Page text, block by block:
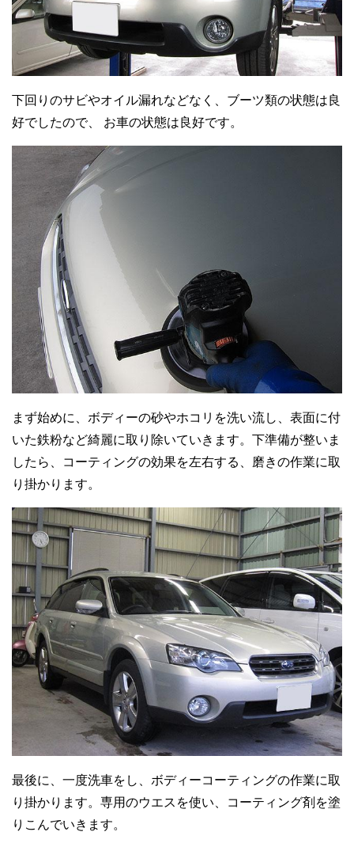
下回りのサビやオイル漏れなどなく、ブーツ類の状態は良
好でしたので、 お車の状態は良好です。
まず始めに、ボディーの砂やホコリを洗い流し、表面に付
いた鉄粉など綺麗に取り除いていきます。下準備が整いま
したら、コーティングの効果を左右する、磨きの作業に取
り掛かります。
最後に、一度洗車をし、ボディーコーティングの作業に取
り掛かります。専用のウエスを使い、コーティング剤を塗
りこんでいきます。